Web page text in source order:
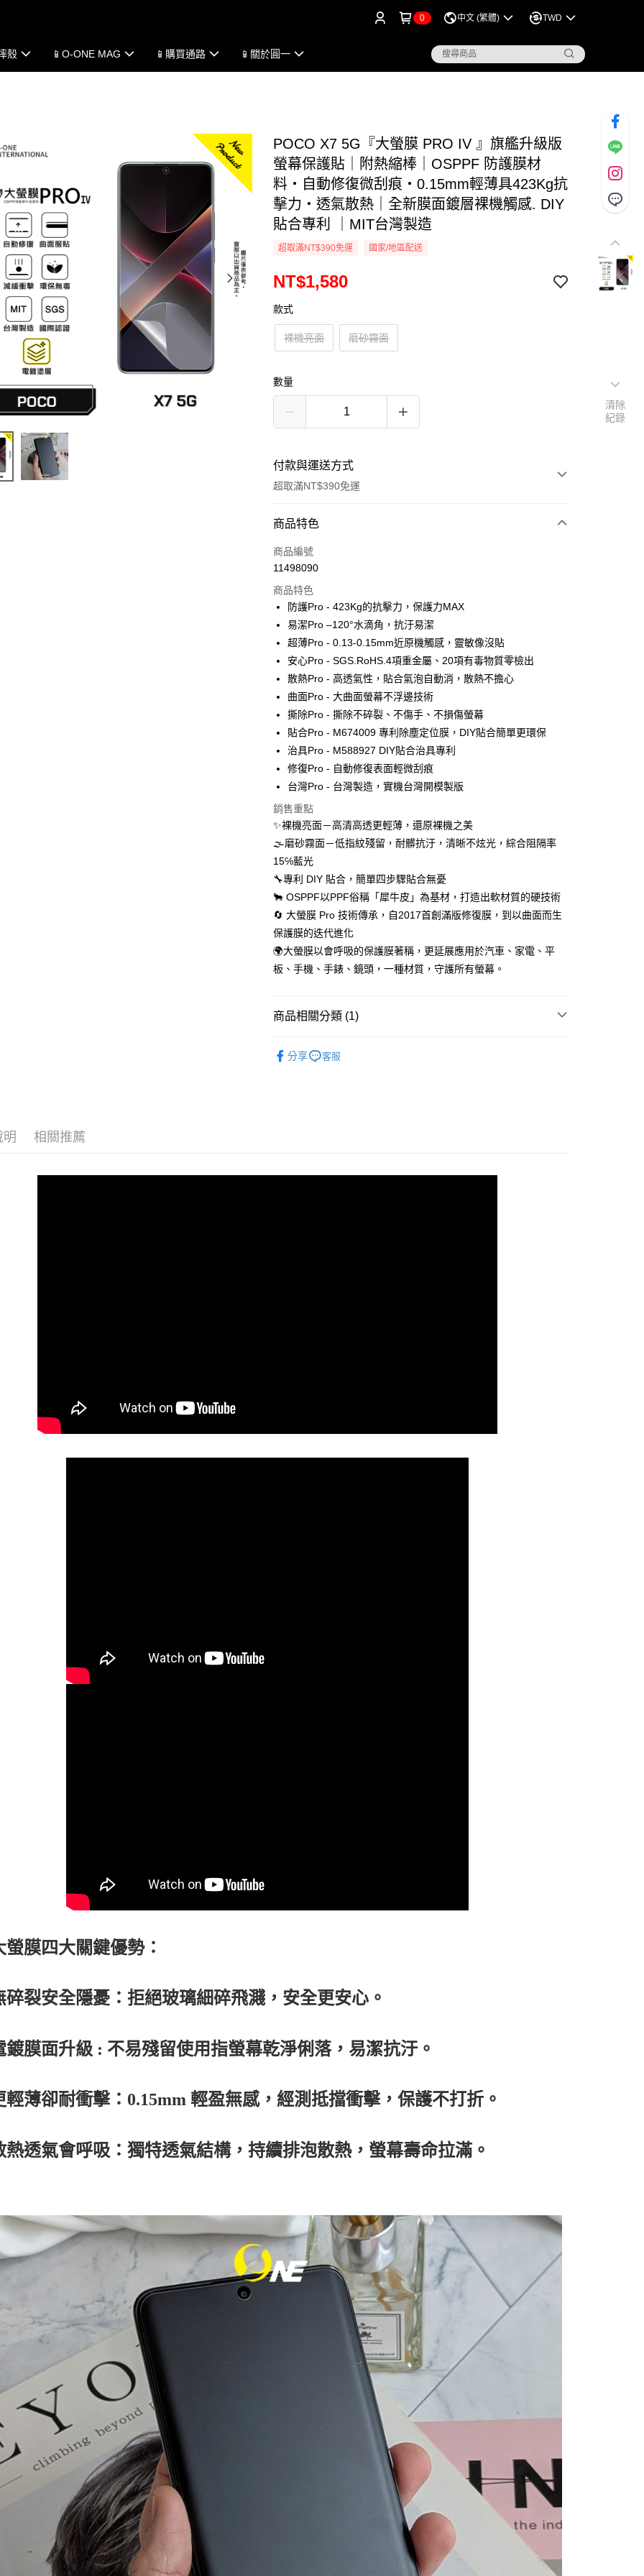
0 中文 (繁體) TWD
殼 📱O-ONE MAG 📱購買通路 📱關於圓一
POCO X7 5G『大螢膜 PRO IV 』旗艦升級版
螢幕保護貼｜附熱縮棒｜OSPPF 防護膜材
料・自動修復微刮痕・0.15mm輕薄具423Kg抗
擊力・透氣散熱｜全新膜面鍍層裸機觸感. DIY
貼合專利 ｜MIT台灣製造
超取滿NT$390免運 國家/地區配送
NT$1,580
款式
裸機亮面 磨砂霧面
數量
付款與運送方式
超取滿NT$390免運
付款方式
信用卡一次付款
運送方式
全家取貨付款
每筆NT$60，滿NT$390(含以上)免運費
7-11取貨付款
每筆NT$60，滿NT$390(含以上)免運費
宅配
國際配送
商品特色
商品編號
11498090
商品特色
防護Pro - 423Kg的抗擊力，保護力MAX
易潔Pro –120°水滴角，抗汙易潔
超薄Pro - 0.13-0.15mm近原機觸感，靈敏像沒貼
安心Pro - SGS.RoHS.4項重金屬、20項有毒物質零檢出
散熱Pro - 高透氣性，貼合氣泡自動消，散熱不擔心
曲面Pro - 大曲面螢幕不浮邊技術
撕除Pro - 撕除不碎裂、不傷手、不損傷螢幕
貼合Pro - M674009 專利除塵定位膜，DIY貼合簡單更環保
治具Pro - M588927 DIY貼合治具專利
修復Pro - 自動修復表面輕微刮痕
台灣Pro - 台灣製造，實機台灣開模製版
銷售重點
✨裸機亮面－高清高透更輕薄，還原裸機之美
🌫磨砂霧面－低指紋殘留，耐髒抗汙，清晰不炫光，綜合阻隔率
15℅藍光
🔧專利 DIY 貼合，簡單四步驟貼合無憂
🐂 OSPPF以PPF俗稱「犀牛皮」為基材，打造出軟材質的硬技術
🔄 大螢膜 Pro 技術傳承，自2017首創滿版修復膜，到以曲面而生
保護膜的迭代進化
🌍大螢膜以會呼吸的保護膜著稱，更延展應用於汽車、家電、平
板、手機、手錶、鏡頭，一種材質，守護所有螢幕。
商品相關分類 (1)
分享
客服
明 相關推薦
螢膜四大關鍵優勢：
碎裂安全隱憂：拒絕玻璃細碎飛濺，安全更安心。
鍍膜面升級 : 不易殘留使用指螢幕乾淨俐落，易潔抗汙。
輕薄卻耐衝擊：0.15mm 輕盈無感，經測抵擋衝擊，保護不打折。
熱透氣會呼吸：獨特透氣結構，持續排泡散熱，螢幕壽命拉滿。
清除
紀錄